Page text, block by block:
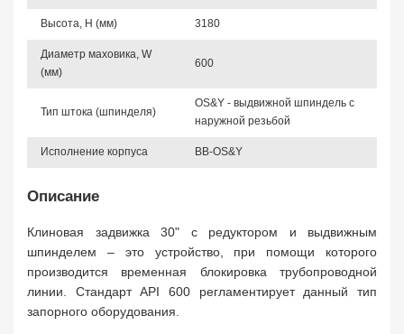
Высота, Н (мм) 3180
Диаметр маховика, W
(мм)
600
Тип штока (шпинделя)
OS&Y - выдвижной шпиндель с
наружной резьбой
Исполнение корпуса BB-OS&Y
Описание
Клиновая задвижка 30" с редуктором и выдвижным
шпинделем – это устройство, при помощи которого
производится временная блокировка трубопроводной
линии. Стандарт API 600 регламентирует данный тип
запорного оборудования.